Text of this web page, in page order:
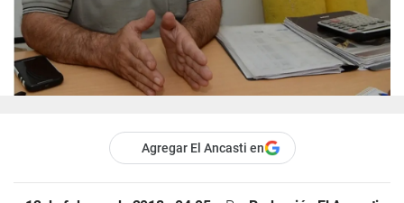
Agregar El Ancasti en